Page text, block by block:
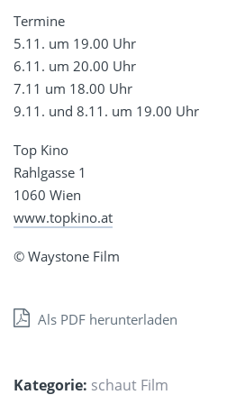
Termine
5.11. um 19.00 Uhr
6.11. um 20.00 Uhr
7.11 um 18.00 Uhr
9.11. und 8.11. um 19.00 Uhr
Top Kino
Rahlgasse 1
1060 Wien
www.topkino.at
© Waystone Film
Als PDF herunterladen
Kategorie: schaut Film